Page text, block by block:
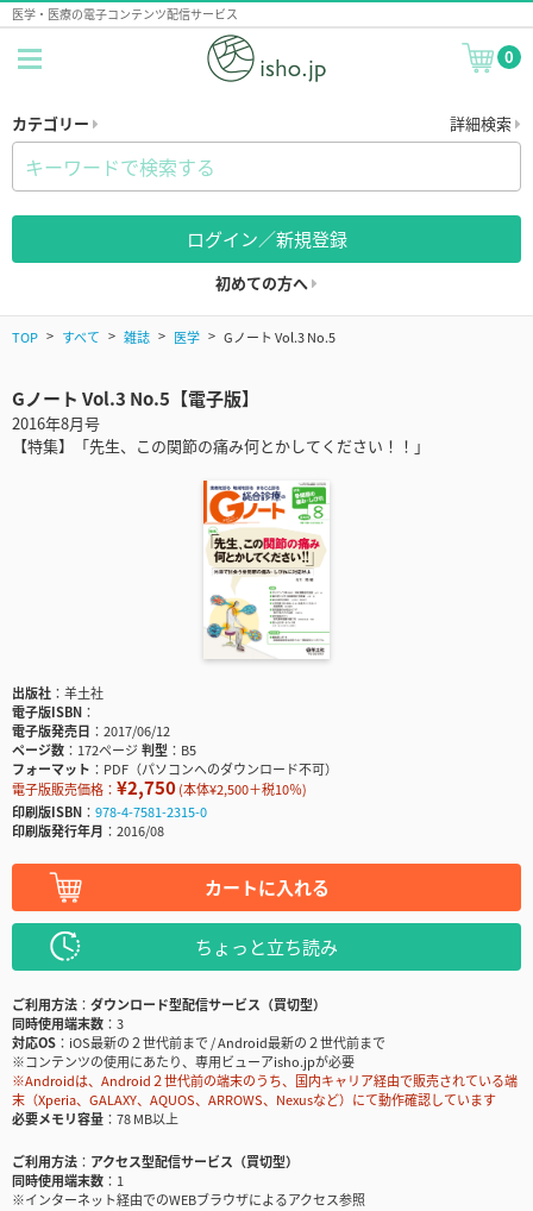
医学・医療の電子コンテンツ配信サービス
0
カテゴリー 詳細検索
ログイン／新規登録
初めての方へ
TOP すべて 雑誌 医学 Gノート Vol.3 No.5
Gノート Vol.3 No.5【電子版】
2016年8月号
【特集】「先生、この関節の痛み何とかしてください！！」
出版社
羊土社
電子版ISBN
電子版発売日
2017/06/12
ページ数
172ページ判型
B5
フォーマット
PDF（パソコンへのダウンロード不可）
電子版販売価格： ¥2,750(本体¥2,500＋税10％)
印刷版ISBN
978-4-7581-2315-0
印刷版発行年月
2016/08
カートに入れる
ちょっと立ち読み
ご利用方法
ダウンロード型配信サービス（買切型）
同時使用端末数
3
対応OS
iOS最新の２世代前まで / Android最新の２世代前まで
※コンテンツの使用にあたり、専用ビューアisho.jpが必要
※Androidは、Android２世代前の端末のうち、国内キャリア経由で販売されている端
末（Xperia、GALAXY、AQUOS、ARROWS、Nexusなど）にて動作確認しています
必要メモリ容量
78 MB以上
ご利用方法
アクセス型配信サービス（買切型）
同時使用端末数
1
※インターネット経由でのWEBブラウザによるアクセス参照